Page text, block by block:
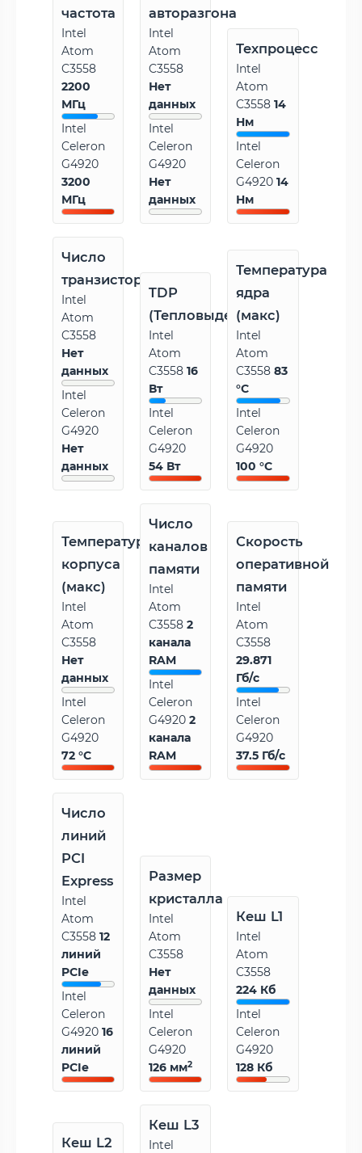
частота
Intel
Atom
C3558
2200
МГц
Intel
Celeron
G4920
3200
МГц
авторазгона
Intel
Atom
C3558
Нет
данных
Intel
Celeron
G4920
Нет
данных
Техпроцесс
Intel
Atom
C355814
Нм
Intel
Celeron
G492014
Нм
Число
транзисторов
Intel
Atom
C3558
Нет
данных
Intel
Celeron
G4920
Нет
данных
TDP
(Тепловыделение)
Intel
Atom
C355816
Вт
Intel
Celeron
G4920
54 Вт
Температура
ядра
(макс)
Intel
Atom
C355883
°C
Intel
Celeron
G4920
100 °C
Температура
корпуса
(макс)
Intel
Atom
C3558
Нет
данных
Intel
Celeron
G4920
72 °C
Число
каналов
памяти
Intel
Atom
C35582
канала
RAM
Intel
Celeron
G49202
канала
RAM
Скорость
оперативной
памяти
Intel
Atom
C3558
29.871
Гб/с
Intel
Celeron
G4920
37.5 Гб/с
Число
линий
PCI
Express
Intel
Atom
C3558 12
линий
PCIe
Intel
Celeron
G4920 16
линий
PCIe
Размер
кристалла
Intel
Atom
C3558
Нет
данных
Intel
Celeron
G4920
126 мм2
Кеш L1
Intel
Atom
C3558
224 Кб
Intel
Celeron
G4920
128 Кб
Кеш L2
Кеш L3
Intel